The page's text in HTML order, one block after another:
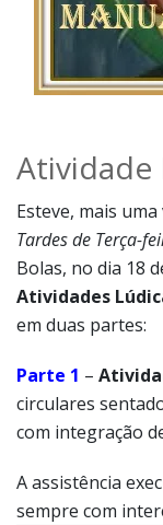
Atividade
Esteve, mais
Tardes de Terça-
Bolas, no dia 18
Atividades
em duas partes:
Parte 1 –
circulares
com integração
A assistência
sempre com